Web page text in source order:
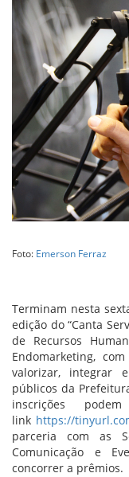
Foto: Emerson Ferraz
Terminam nesta
edição do “Canta
de Recursos
Endomarketing,
valorizar, integrar
públicos da
inscrições
link https://
parceria com as
Comunicação e
concorrer a prêmios.